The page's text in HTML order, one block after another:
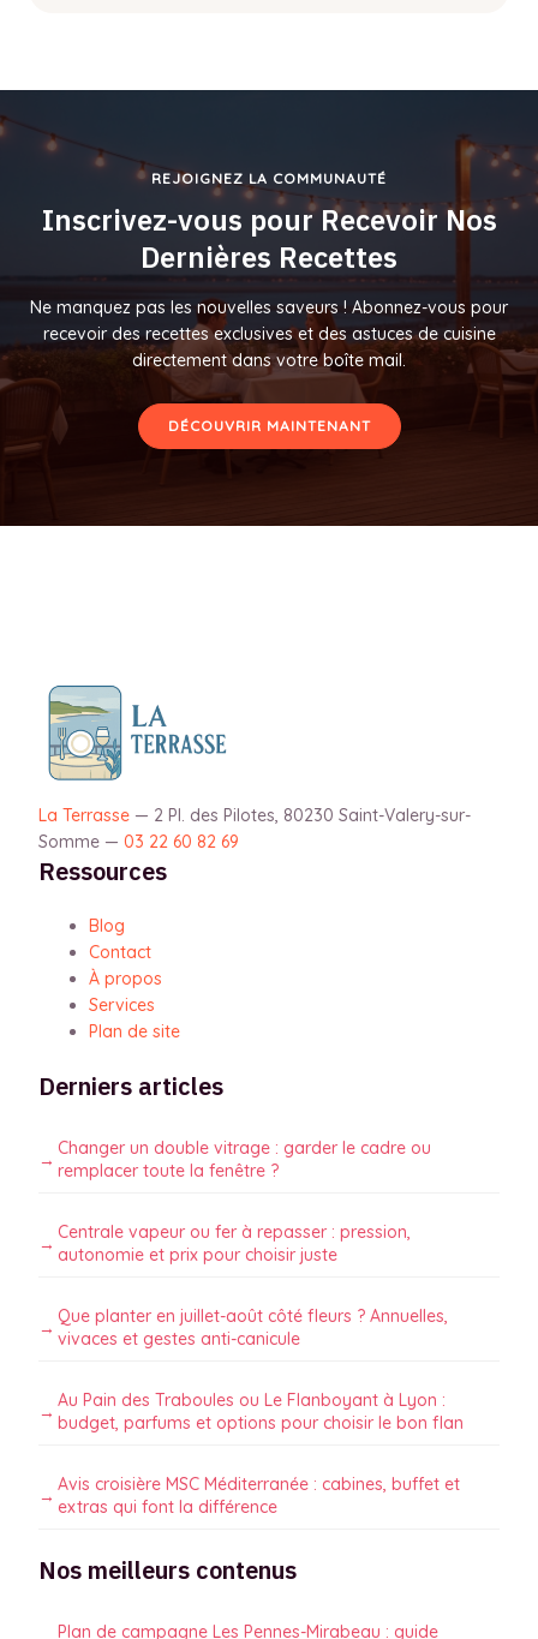
REJOIGNEZ LA COMMUNAUTÉ
Inscrivez-vous pour Recevoir Nos
Dernières Recettes
Ne manquez pas les nouvelles saveurs ! Abonnez-vous pour
recevoir des recettes exclusives et des astuces de cuisine
directement dans votre boîte mail.
DÉCOUVRIR MAINTENANT
La Terrasse — 2 Pl. des Pilotes, 80230 Saint-Valery-sur-
Somme — 03 22 60 82 69
Ressources
Blog
Contact
À propos
Services
Plan de site
Derniers articles
Changer un double vitrage : garder le cadre ou
remplacer toute la fenêtre ?
Centrale vapeur ou fer à repasser : pression,
autonomie et prix pour choisir juste
Que planter en juillet-août côté fleurs ? Annuelles,
vivaces et gestes anti-canicule
Au Pain des Traboules ou Le Flanboyant à Lyon :
budget, parfums et options pour choisir le bon flan
Avis croisière MSC Méditerranée : cabines, buffet et
extras qui font la différence
Nos meilleurs contenus
Plan de campagne Les Pennes-Mirabeau : guide